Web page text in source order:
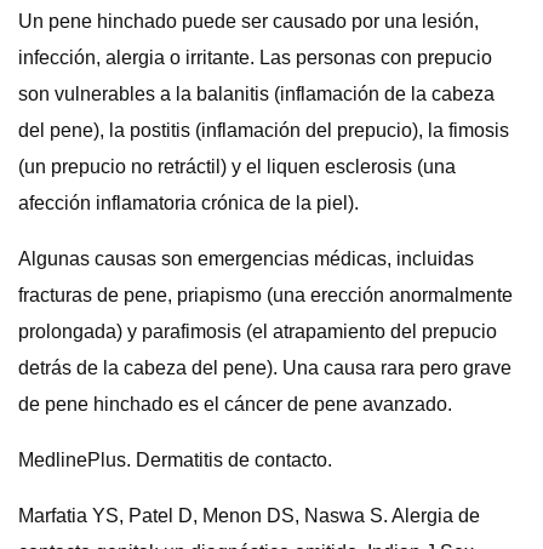
Un pene hinchado puede ser causado por una lesión,
infección, alergia o irritante. Las personas con prepucio
son vulnerables a la balanitis (inflamación de la cabeza
del pene), la postitis (inflamación del prepucio), la fimosis
(un prepucio no retráctil) y el liquen esclerosis (una
afección inflamatoria crónica de la piel).
Algunas causas son emergencias médicas, incluidas
fracturas de pene, priapismo (una erección anormalmente
prolongada) y parafimosis (el atrapamiento del prepucio
detrás de la cabeza del pene). Una causa rara pero grave
de pene hinchado es el cáncer de pene avanzado.
MedlinePlus. Dermatitis de contacto.
Marfatia YS, Patel D, Menon DS, Naswa S. Alergia de